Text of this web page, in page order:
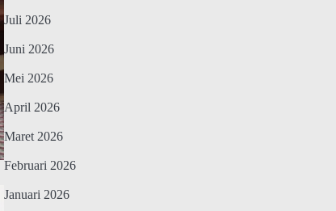
Juli 2026
Juni 2026
Mei 2026
April 2026
Maret 2026
Februari 2026
Januari 2026